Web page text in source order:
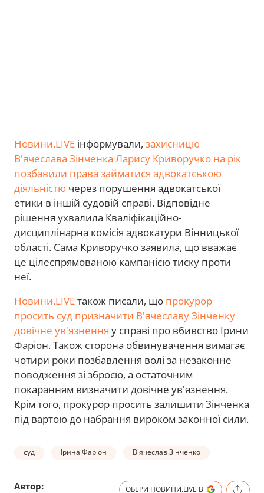
Новини.LIVE інформували, захисницю
В'ячеслава Зінченка Ларису Криворучко на рік
позбавили права займатися адвокатською
діяльністю через порушення адвокатської
етики в іншій судовій справі. Відповідне
рішення ухвалила Кваліфікаційно-
дисциплінарна комісія адвокатури Вінницької
області. Сама Криворучко заявила, що вважає
це цілеспрямованою кампанією тиску проти
неї.
Новини.LIVEтакож писали, що прокурор
просить суд призначити В'ячеславу Зінченку
довічне ув'язнення у справі про вбивство Ірини
Фаріон. Також сторона обвинувачення вимагає
чотири роки позбавлення волі за незаконне
поводження зі зброєю, а остаточним
покаранням визначити довічне ув'язнення.
Крім того, прокурор просить залишити Зінченка
під вартою до набрання вироком законної сили.
суд Ірина Фаріон В'ячеслав Зінченко
Автор: ОБЕРИ НОВИНИ.LIVE В